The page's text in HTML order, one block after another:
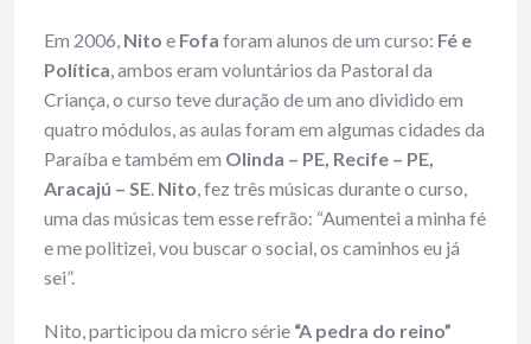
Em 2006, Nito e Fofa foram alunos de um curso: Fé e
Política, ambos eram voluntários da Pastoral da
Criança, o curso teve duração de um ano dividido em
quatro módulos, as aulas foram em algumas cidades da
Paraíba e também em Olinda – PE, Recife – PE,
Aracajú – SE. Nito, fez três músicas durante o curso,
uma das músicas tem esse refrão: “Aumentei a minha fé
e me politizei, vou buscar o social, os caminhos eu já
sei”.
Nito, participou da micro série “A pedra do reino”